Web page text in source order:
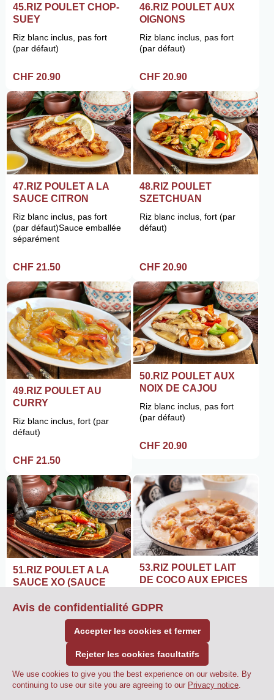
0 CHF 0.00 Commander
45.RIZ POULET CHOP-
SUEY
Riz blanc inclus, pas fort
(par défaut)
CHF 20.90
46.RIZ POULET AUX
OIGNONS
Riz blanc inclus, pas fort
(par défaut)
CHF 20.90
47.RIZ POULET A LA
SAUCE CITRON
Riz blanc inclus, pas fort
(par défaut)Sauce emballée
séparément
CHF 21.50
48.RIZ POULET
SZETCHUAN
Riz blanc inclus, fort (par
défaut)
CHF 20.90
49.RIZ POULET AU
CURRY
Riz blanc inclus, fort (par
défaut)
CHF 21.50
50.RIZ POULET AUX
NOIX DE CAJOU
Riz blanc inclus, pas fort
(par défaut)
CHF 20.90
51.RIZ POULET A LA
SAUCE XO (SAUCE
Riz blanc inclus, fort (par
53.RIZ POULET LAIT
DE COCO AUX EPICES
défaut)
CHF 23.90
Accepter les cookies et fermer
Rejeter les cookies facultatifs
Avis de confidentialité GDPR
We use cookies to give you the best experience on our website. By
continuing to use our site you are agreeing to our Privacy notice.